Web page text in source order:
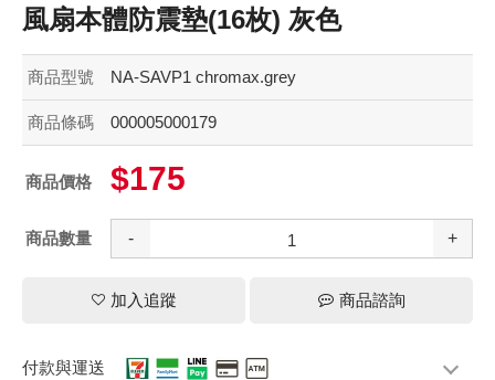
風扇本體防震墊(16枚) 灰色
商品型號 NA-SAVP1 chromax.grey
商品條碼 000005000179
商品價格 $175
商品數量 - +
加入追蹤 商品諮詢
付款與運送